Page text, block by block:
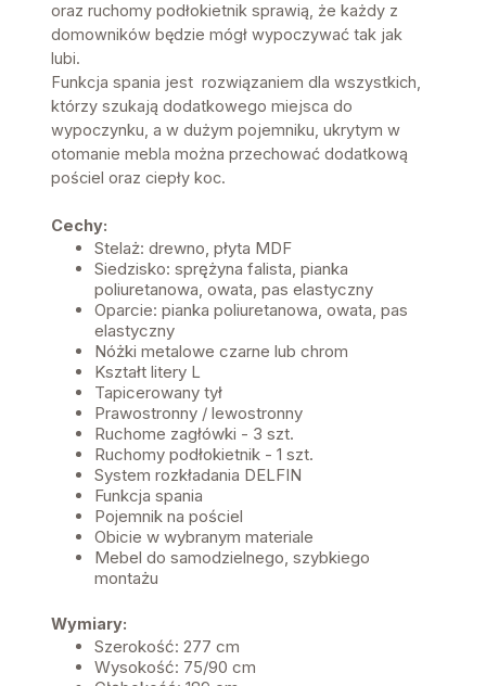
oraz ruchomy podłokietnik sprawią, że każdy z
domowników będzie mógł wypoczywać tak jak
lubi.
Funkcja spania jest rozwiązaniem dla wszystkich,
którzy szukają dodatkowego miejsca do
wypoczynku, a w dużym pojemniku, ukrytym w
otomanie mebla można przechować dodatkową
pościel oraz ciepły koc.
Cechy:
Stelaż: drewno, płyta MDF
Siedzisko: sprężyna falista, pianka
poliuretanowa, owata, pas elastyczny
Oparcie: pianka poliuretanowa, owata, pas
elastyczny
Nóżki metalowe czarne lub chrom
Kształt litery L
Tapicerowany tył
Prawostronny / lewostronny
Ruchome zagłówki - 3 szt.
Ruchomy podłokietnik - 1 szt.
System rozkładania DELFIN
Funkcja spania
Pojemnik na pościel
Obicie w wybranym materiale
Mebel do samodzielnego, szybkiego
montażu
Wymiary:
Szerokość: 277 cm
Wysokość: 75/90 cm